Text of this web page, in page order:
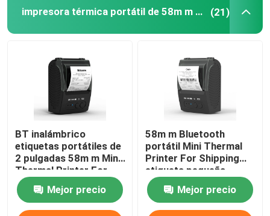
impresora térmica portátil de 58m m mini (21)
BT inalámbrico
etiquetas portátiles de
2 pulgadas 58m m Mini
Thermal Printer For
Shipping
Mejor precio
58m m Bluetooth
portátil Mini Thermal
Printer For Shipping
etiqueta pequeña
empresa
Mejor precio